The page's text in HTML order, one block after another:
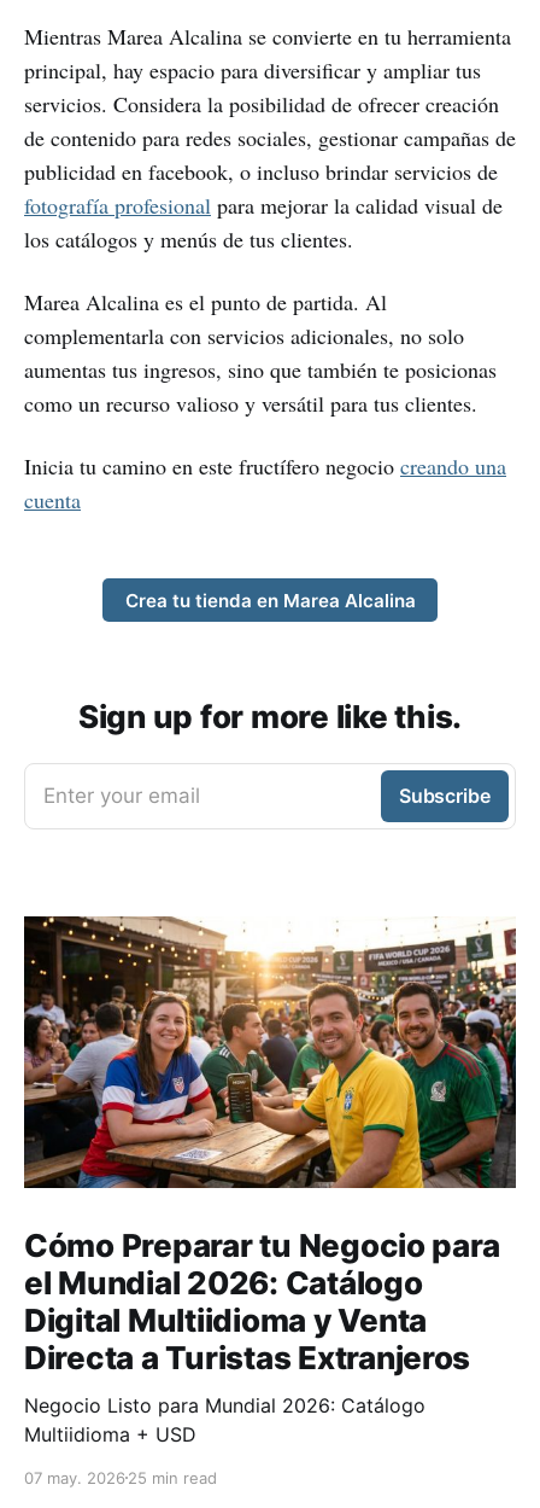
Mientras Marea Alcalina se convierte en tu herramienta
principal, hay espacio para diversificar y ampliar tus
servicios. Considera la posibilidad de ofrecer creación
de contenido para redes sociales, gestionar campañas de
publicidad en facebook, o incluso brindar servicios de
fotografía profesional para mejorar la calidad visual de
los catálogos y menús de tus clientes.
Marea Alcalina es el punto de partida. Al
complementarla con servicios adicionales, no solo
aumentas tus ingresos, sino que también te posicionas
como un recurso valioso y versátil para tus clientes.
Inicia tu camino en este fructífero negocio creando una
cuenta
Crea tu tienda en Marea Alcalina
Sign up for more like this.
Enter your email Subscribe
Cómo Preparar tu Negocio para
el Mundial 2026: Catálogo
Digital Multiidioma y Venta
Directa a Turistas Extranjeros
Negocio Listo para Mundial 2026: Catálogo
Multiidioma + USD
07 may. 2026 25 min read